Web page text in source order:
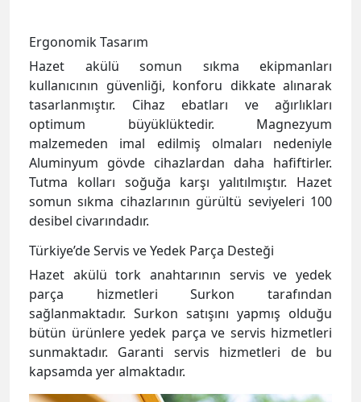
Ergonomik Tasarım
Hazet akülü somun sıkma ekipmanları
kullanıcının güvenliği, konforu dikkate alınarak
tasarlanmıştır. Cihaz ebatları ve ağırlıkları
optimum büyüklüktedir. Magnezyum
malzemeden imal edilmiş olmaları nedeniyle
Aluminyum gövde cihazlardan daha hafiftirler.
Tutma kolları soğuğa karşı yalıtılmıştır. Hazet
somun sıkma cihazlarının gürültü seviyeleri 100
desibel civarındadır.
Türkiye’de Servis ve Yedek Parça Desteği
Hazet akülü tork anahtarının servis ve yedek
parça hizmetleri Surkon tarafından
sağlanmaktadır. Surkon satışını yapmış olduğu
bütün ürünlere yedek parça ve servis hizmetleri
sunmaktadır. Garanti servis hizmetleri de bu
kapsamda yer almaktadır.